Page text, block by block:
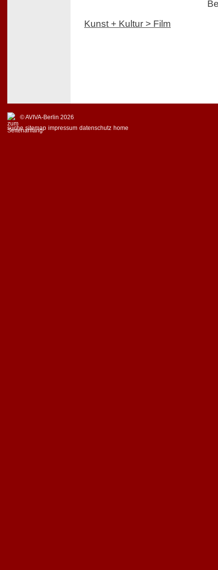
Kunst + Kultur > Film
© AVIVA-Berlin 2026
suche sitemap impressum datenschutz home